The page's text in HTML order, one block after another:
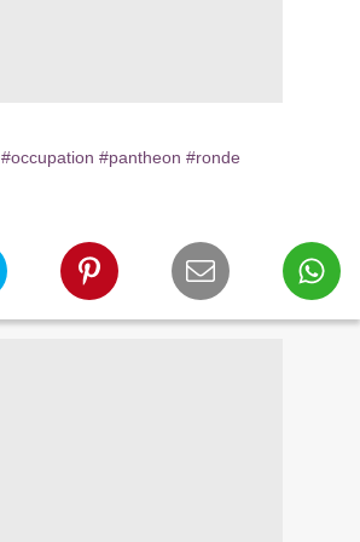
#occupation #pantheon #ronde